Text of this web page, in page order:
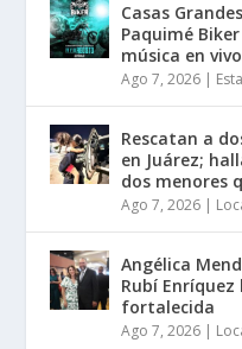
Casas
Paquimé
música en
Ago 7, 2026 |
Rescatan a
en Juárez;
dos menores
Ago 7, 2026 |
Angélica
Rubí
fortalecida
Ago 7, 2026 |